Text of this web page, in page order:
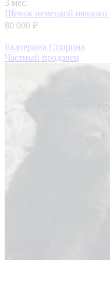
3 мес.
Щенок немецкой овчарки
80 000 ₽
Екатерина Спирина
Частный продавец